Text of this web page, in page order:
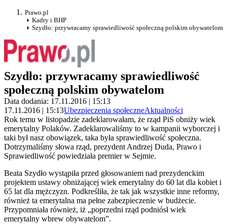
Prawo.pl
Kadry i BHP
Szydło: przywracamy sprawiedliwość społeczną polskim obywatelom
Szydło: przywracamy sprawiedliwość
społeczną polskim obywatelom
Data dodania: 17.11.2016 | 15:13
17.11.2016 | 15:13Ubezpieczenia społeczneAktualności
Rok temu w listopadzie zadeklarowałam, że rząd PiS obniży wiek
emerytalny Polaków. Zadeklarowaliśmy to w kampanii wyborczej i
taki był nasz obowiązek, taka była sprawiedliwość społeczna.
Dotrzymaliśmy słowa rząd, prezydent Andrzej Duda, Prawo i
Sprawiedliwość powiedziała premier w Sejmie.
Beata Szydło wystąpiła przed głosowaniem nad prezydenckim
projektem ustawy obniżającej wiek emerytalny do 60 lat dla kobiet i
65 lat dla mężczyzn. Podkreśliła, że tak jak wszystkie inne reformy,
również ta emerytalna ma pełne zabezpieczenie w budżecie.
Przypomniała również, iż „poprzedni rząd podniósł wiek
emerytalny wbrew obywatelom”.